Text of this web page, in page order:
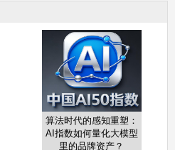
算法时代的感知重塑：
AI指数如何量化大模型
里的品牌资产？